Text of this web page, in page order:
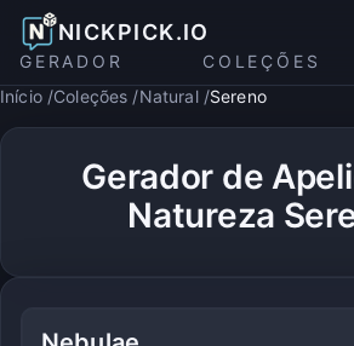
NICKPICK.IO
GERADOR COLEÇÕES
Início Coleções Natural Sereno
Gerador de
Natureza